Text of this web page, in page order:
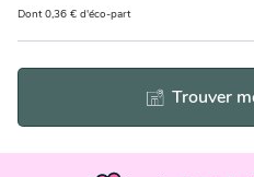
Dont 0,36 € d'éco-part
Trouver